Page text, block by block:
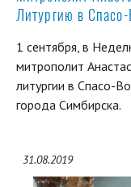
Литургию в
1 сентября, в
митрополит
литургии в Спасо-
города Симбирска.
31.08.2019